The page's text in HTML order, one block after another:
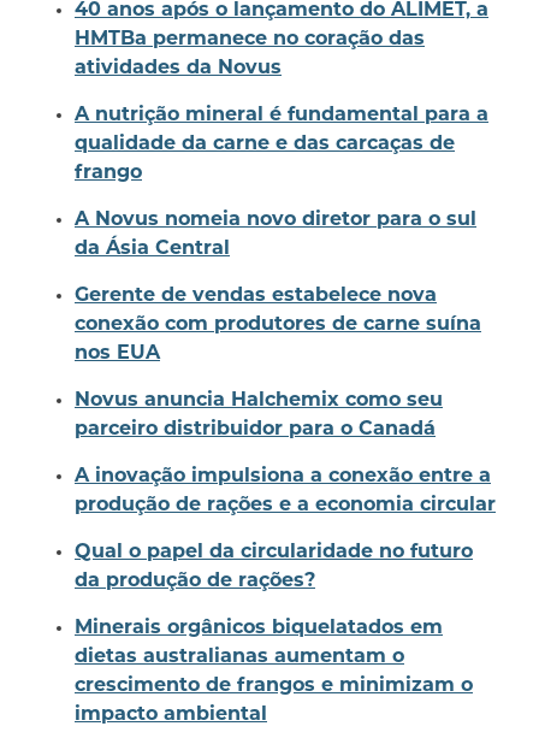
40 anos após o lançamento do ALIMET, a
HMTBa permanece no coração das
atividades da Novus
A nutrição mineral é fundamental para a
qualidade da carne e das carcaças de
frango
A Novus nomeia novo diretor para o sul
da Ásia Central
Gerente de vendas estabelece nova
conexão com produtores de carne suína
nos EUA
Novus anuncia Halchemix como seu
parceiro distribuidor para o Canadá
A inovação impulsiona a conexão entre a
produção de rações e a economia circular
Qual o papel da circularidade no futuro
da produção de rações?
Minerais orgânicos biquelatados em
dietas australianas aumentam o
crescimento de frangos e minimizam o
impacto ambiental